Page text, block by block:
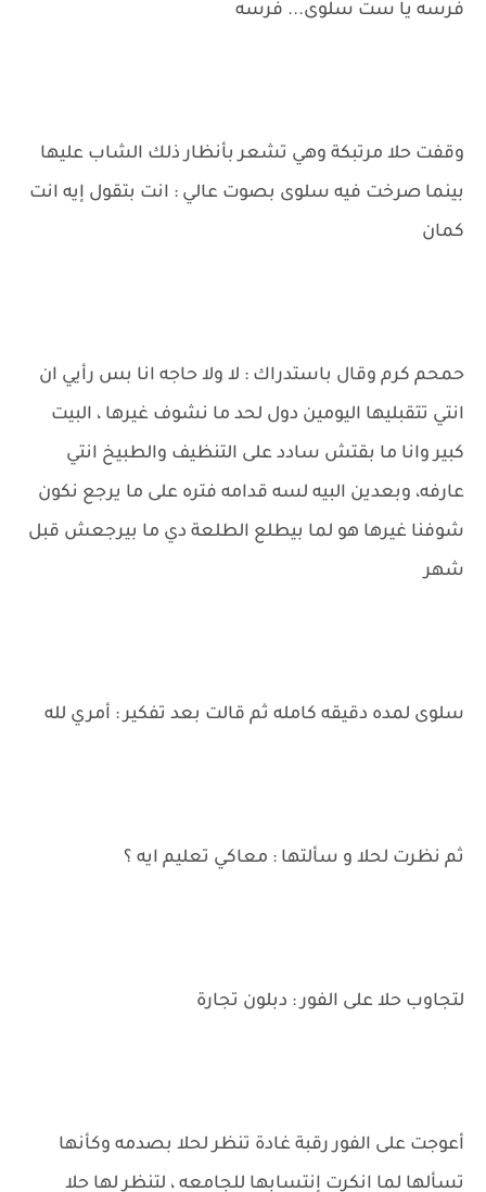
فرسه يا ست سلوى... فرسه
وقفت حلا مرتبكة وهي تشعر بأنظار ذلك الشاب عليها
بينما صرخت فيه سلوى بصوت عالي : انت بتقول إيه انت
كمان
حمحم كرم وقال باستدراك : لا ولا حاجه انا بس رأيي ان
انتي تتقبليها اليومين دول لحد ما نشوف غيرها ، البيت
كبير وانا ما بقتش سادد على التنظيف والطبيخ انتي
عارفه، وبعدين البيه لسه قدامه فتره على ما يرجع نكون
شوفنا غيرها هو لما بيطلع الطلعة دي ما بيرجعش قبل
شهر
سلوى لمده دقيقه كامله ثم قالت بعد تفكير : أمري لله
ثم نظرت لحلا و سألتها : معاكي تعليم ايه ؟
لتجاوب حلا على الفور : دبلون تجارة
أعوجت على الفور رقبة غادة تنظر لحلا بصدمه وكأنها
تسألها لما انكرت إنتسابها للجامعه ، لتنظر لها حلا